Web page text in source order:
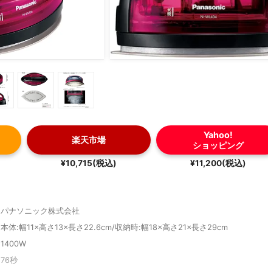
楽天市場
¥10,715(税込)
Yahoo!
ショッピング
¥11,200(税込)
パナソニック株式会社
本体:幅11×高さ13×長さ22.6cm/収納時:幅18×高さ21×長さ29cm
1400W
76秒